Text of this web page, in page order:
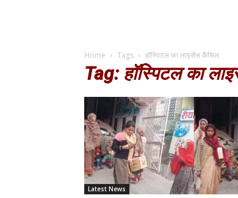
Home Tags हॉस्पिटल का लाइसेंस कैंसिल
Tag: हॉस्पिटल का
Latest News